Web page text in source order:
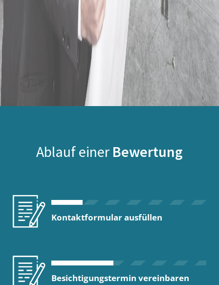
Ablauf einer Bewertung
Kontaktformular ausfüllen
Besichtigungstermin vereinbaren